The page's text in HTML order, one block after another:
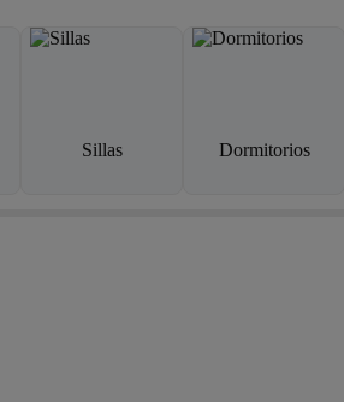
Sillas Dormitorios